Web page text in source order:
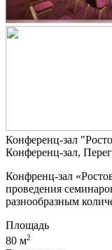
Конференц-зал
Конференц-зал,
Конфренц-зал
проведения
разнообразным
Площадь
80 м2